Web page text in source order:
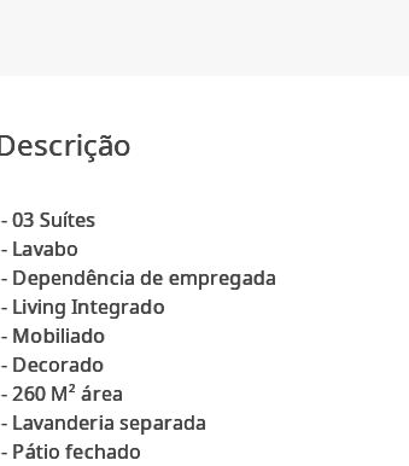
- 03 Suítes
- Lavabo
- ⁠Dependência de empregada
- Living Integrado
- Mobiliado
- ⁠Decorado
- ⁠260 M² área
- ⁠Lavanderia separada
- ⁠Pátio fechado